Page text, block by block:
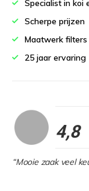
Specialist in koi
Scherpe prijzen
Maatwerk filters
25 jaar ervaring
4,8
“Mooie zaak veel